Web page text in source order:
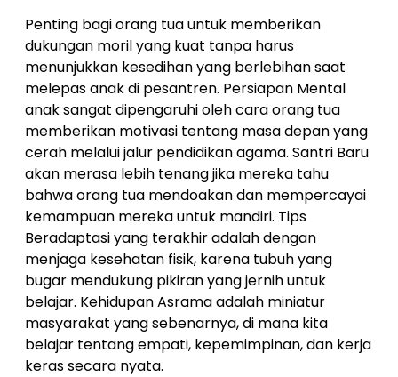
Penting bagi orang tua untuk memberikan
dukungan moril yang kuat tanpa harus
menunjukkan kesedihan yang berlebihan saat
melepas anak di pesantren. Persiapan Mental
anak sangat dipengaruhi oleh cara orang tua
memberikan motivasi tentang masa depan yang
cerah melalui jalur pendidikan agama. Santri Baru
akan merasa lebih tenang jika mereka tahu
bahwa orang tua mendoakan dan mempercayai
kemampuan mereka untuk mandiri. Tips
Beradaptasi yang terakhir adalah dengan
menjaga kesehatan fisik, karena tubuh yang
bugar mendukung pikiran yang jernih untuk
belajar. Kehidupan Asrama adalah miniatur
masyarakat yang sebenarnya, di mana kita
belajar tentang empati, kepemimpinan, dan kerja
keras secara nyata.